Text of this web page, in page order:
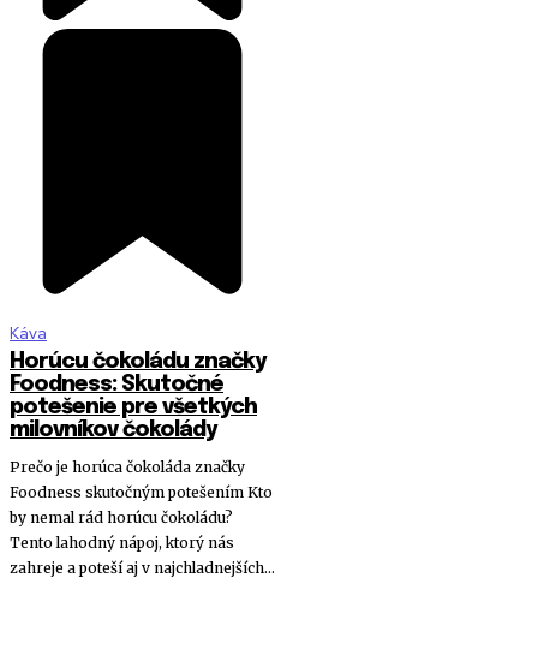
Káva
Horúcu čokoládu značky
Foodness: Skutočné
potešenie pre všetkých
milovníkov čokolády
Prečo je horúca čokoláda značky
Foodness skutočným potešením Kto
by nemal rád horúcu čokoládu?
Tento lahodný nápoj, ktorý nás
zahreje a poteší aj v najchladnejších...